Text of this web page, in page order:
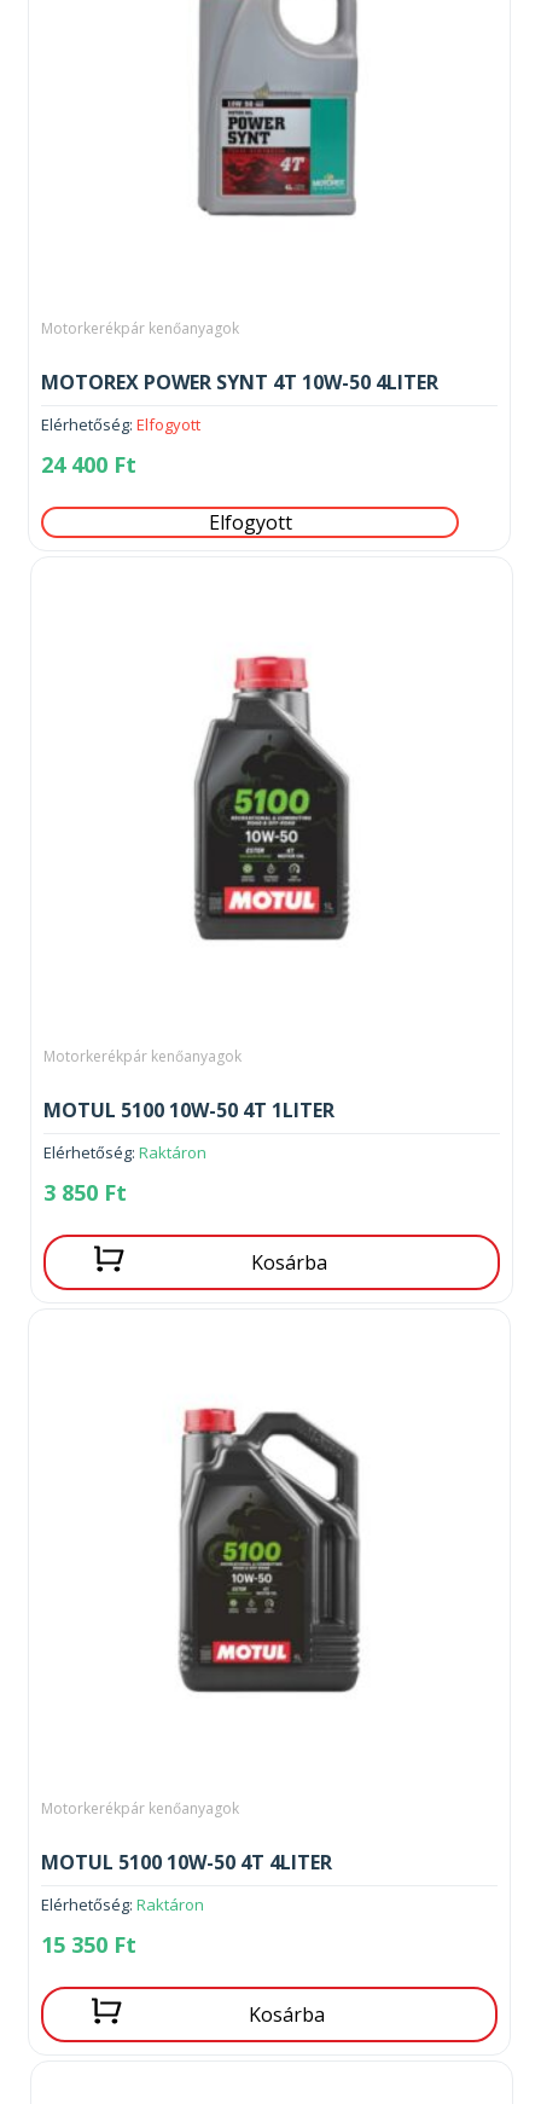
Motorkerékpár kenőanyagok
MOTOREX POWER SYNT 4T 10W-50 4LITER
Elérhetőség: Elfogyott
24 400 Ft
Elfogyott
Motorkerékpár kenőanyagok
MOTUL 5100 10W-50 4T 1LITER
Elérhetőség: Raktáron
3 850 Ft
Kosárba
Motorkerékpár kenőanyagok
MOTUL 5100 10W-50 4T 4LITER
Elérhetőség: Raktáron
15 350 Ft
Kosárba